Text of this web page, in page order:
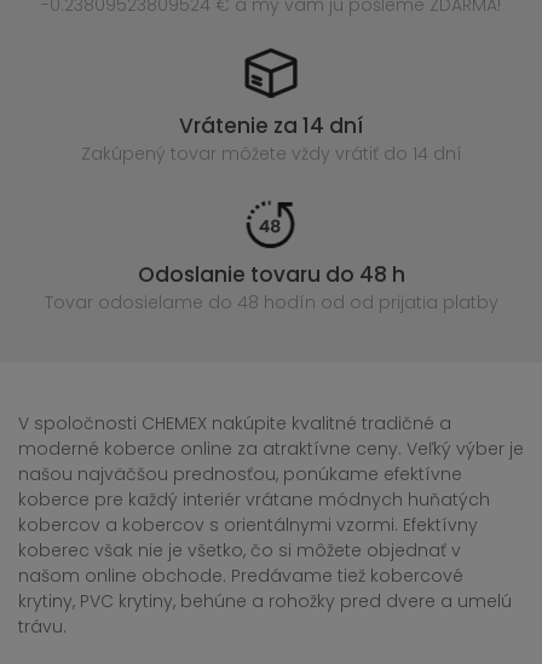
-0.23809523809524 € a my vám ju pošleme ZDARMA!
Vrátenie za 14 dní
Zakúpený tovar môžete vždy vrátiť do 14 dní
Odoslanie tovaru do 48 h
Tovar odosielame do 48 hodín od od prijatia platby
V spoločnosti CHEMEX nakúpite kvalitné tradičné a
moderné koberce online za atraktívne ceny. Veľký výber je
našou najväčšou prednosťou, ponúkame efektívne
koberce pre každý interiér vrátane módnych huňatých
kobercov a kobercov s orientálnymi vzormi. Efektívny
koberec však nie je všetko, čo si môžete objednať v
našom online obchode. Predávame tiež kobercové
krytiny, PVC krytiny, behúne a rohožky pred dvere a umelú
trávu.